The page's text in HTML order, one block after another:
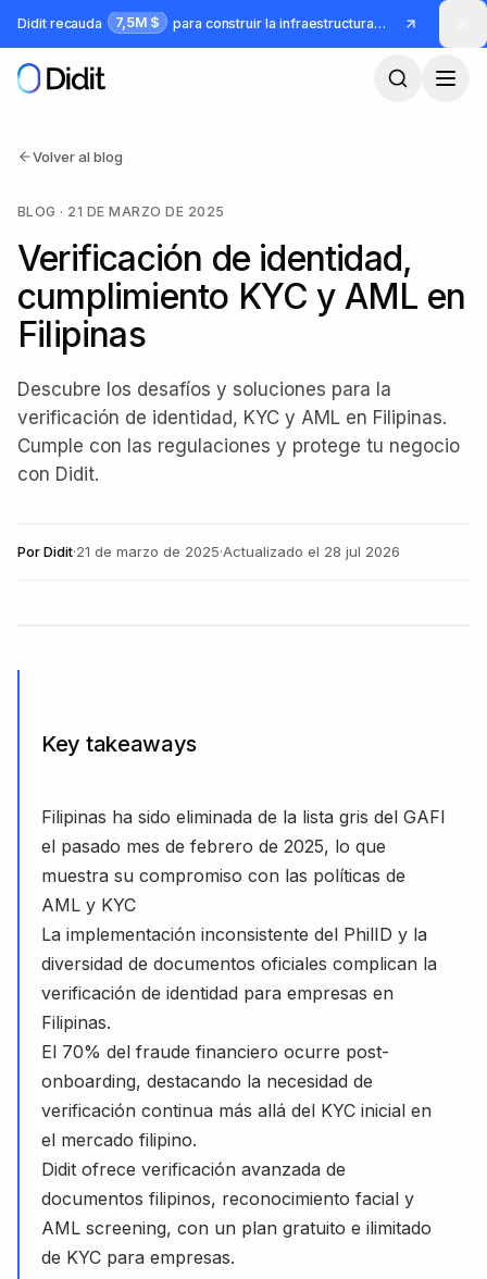
Saltar al contenido principal
Didit recauda 7,5M $ para construir la infraestructura para identidad y fraude
Volver al blog
BLOG · 21 DE MARZO DE 2025
Verificación de identidad,
cumplimiento KYC y AML en
Filipinas
Descubre los desafíos y soluciones para la
verificación de identidad, KYC y AML en Filipinas.
Cumple con las regulaciones y protege tu negocio
con Didit.
PorDidit·21 de marzo de 2025·Actualizado el 28 jul 2026
Key takeaways
Filipinas ha sido eliminada de la lista gris del GAFI
el pasado mes de febrero de 2025, lo que
muestra su compromiso con las políticas de
AML y KYC
La implementación inconsistente del PhilID y la
diversidad de documentos oficiales complican la
verificación de identidad para empresas en
Filipinas.
El 70% del fraude financiero ocurre post-
onboarding, destacando la necesidad de
verificación continua más allá del KYC inicial en
el mercado filipino.
Didit ofrece verificación avanzada de
documentos filipinos, reconocimiento facial y
AML screening, con un plan gratuito e ilimitado
de KYC para empresas.